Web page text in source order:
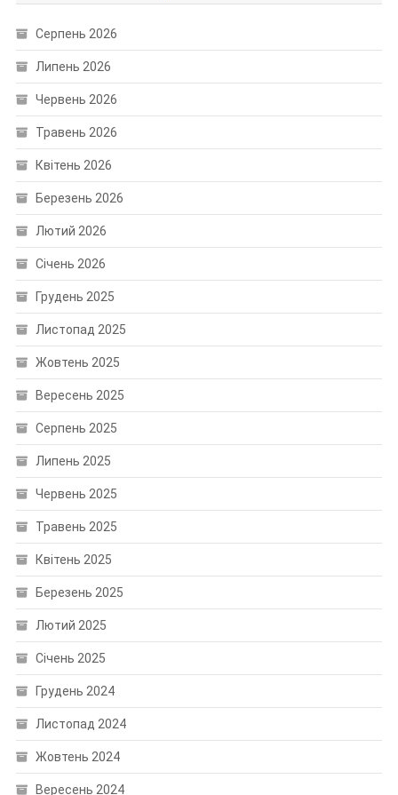
Серпень 2026
Липень 2026
Червень 2026
Травень 2026
Квітень 2026
Березень 2026
Лютий 2026
Січень 2026
Грудень 2025
Листопад 2025
Жовтень 2025
Вересень 2025
Серпень 2025
Липень 2025
Червень 2025
Травень 2025
Квітень 2025
Березень 2025
Лютий 2025
Січень 2025
Грудень 2024
Листопад 2024
Жовтень 2024
Вересень 2024